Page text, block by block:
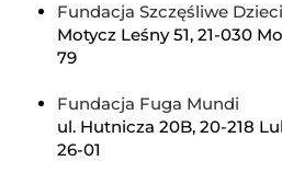
Fundacja Szczęśliwe
Motycz Leśny 51, 21-030
79
Fundacja Fuga Mundi
ul. Hutnicza 20B, 20-218
26-01